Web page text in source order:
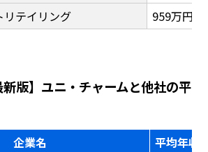
リテイリング
959万円
新版】ユニ・チャームと他社の平
企業名
平均年収